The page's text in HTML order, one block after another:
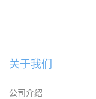
关于我们
公司介绍